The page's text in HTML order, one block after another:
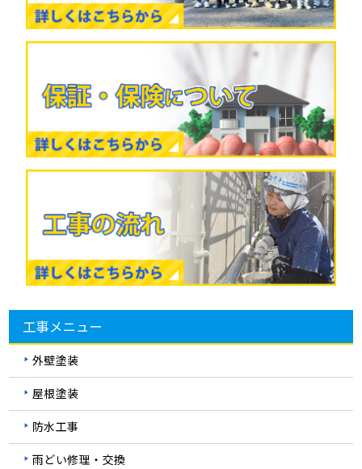
工事メニュー
外壁塗装
屋根塗装
防水工事
雨どい修理・交換